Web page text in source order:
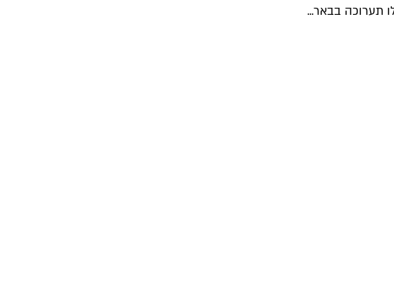
תערוכה בבאר...